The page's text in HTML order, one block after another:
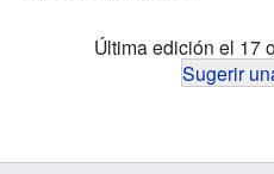
Última edición el 17
Sugerir